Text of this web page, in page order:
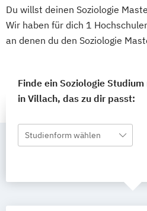
Du willst deinen Soziologie
Wir haben für dich 1
an denen du den Soziologie
Finde ein Soziologie
in Villach, das zu dir passt:
Studienform wählen